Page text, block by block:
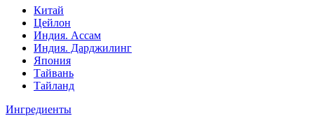
Китай
Цейлон
Индия. Ассам
Индия. Дарджилинг
Япония
Тайвань
Тайланд
Ингредиенты